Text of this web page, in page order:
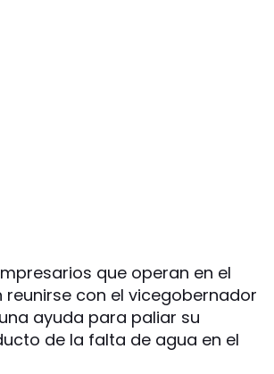
que operan en el
reunirse con el vicegobernador
ayuda para paliar su
de la falta de agua en el